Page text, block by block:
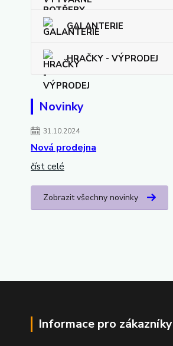
GALANTERIE
HRAČKY - VÝPRODEJ
Novinky
31.10.2024
Nová prodejna
číst celé
Zobrazit všechny novinky
Informace pro zákazníky